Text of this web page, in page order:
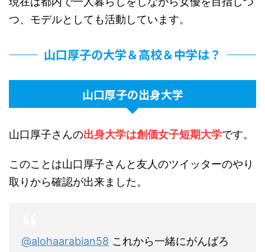
つ、モデルとしても活動しています。
山口厚子の大学＆高校＆中学は？
山口厚子の出身大学
山口厚子さんの出身大学は創価女子短期大学です。
このことは山口厚子さんと友人のツイッターのやり
取りから確認が出来ました。
@alohaarabian58 これから一緒にがんばろ